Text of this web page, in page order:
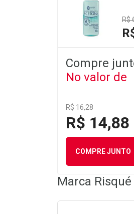
R$
Compre
No valor de
R$ 16,28
R$ 14,88
COMPRE JUNTO
Marca Risqué